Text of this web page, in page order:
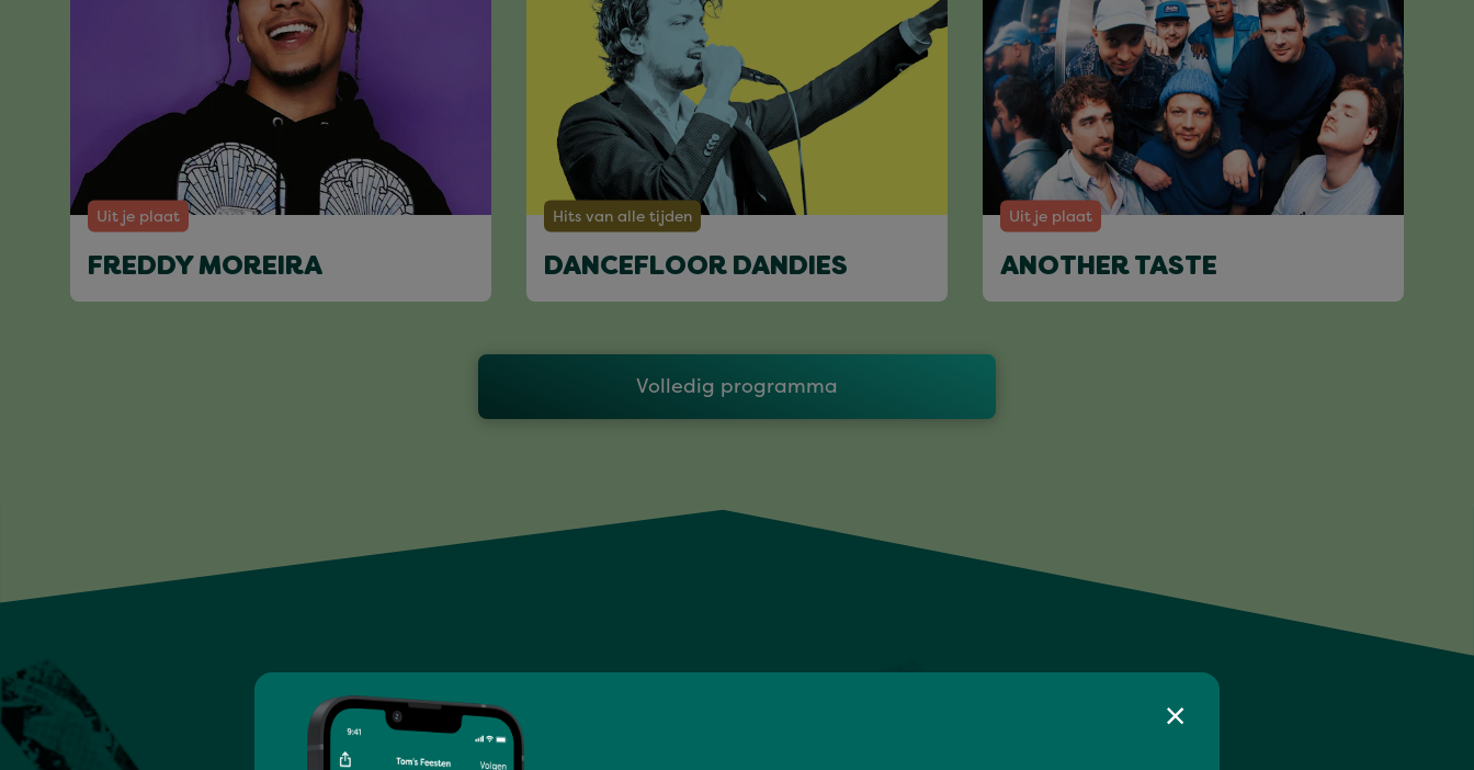
Uit je plaat
FREDDY MOREIRA
Hits van alle tijden
DANCEFLOOR DANDIES
Uit je plaat
ANOTHER TASTE
Volledig programma